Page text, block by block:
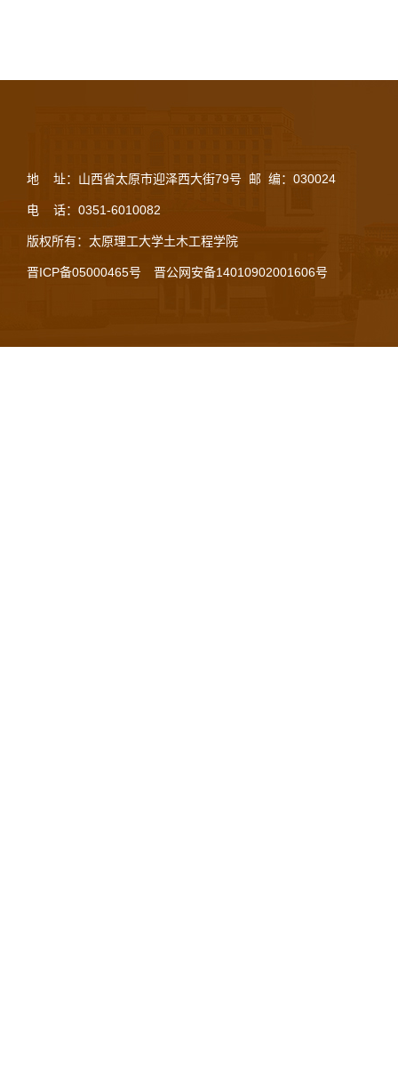
地 址：山西省太原市迎泽西大街79号 邮 编：030024
电 话：0351-6010082
版权所有：太原理工大学土木工程学院
晋ICP备05000465号 晋公网安备14010902001606号